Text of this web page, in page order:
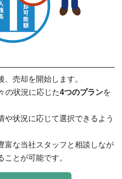
売却を開始します。
の状況に応じた4つのプランを
や状況に応じて選択できるよう
富な当社スタッフと相談しなが
ことが可能です。